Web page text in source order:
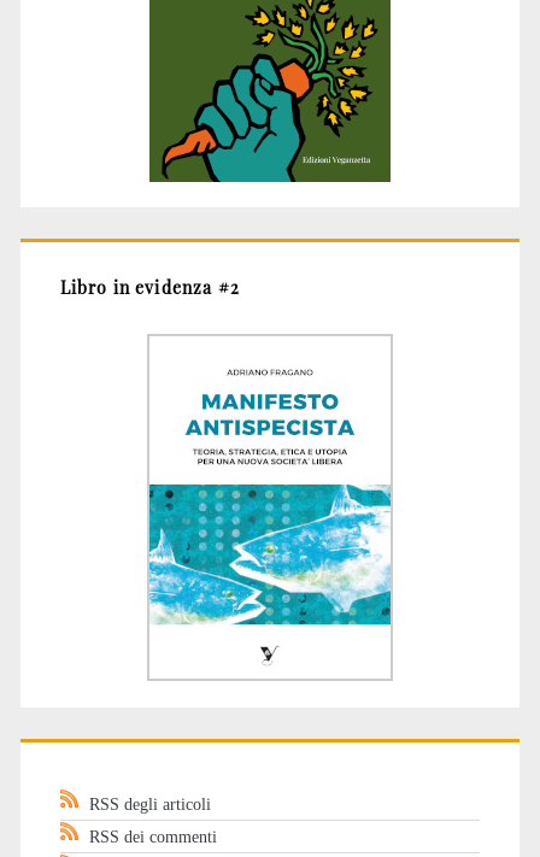
Libro in evidenza #2
RSS degli articoli
RSS dei commenti